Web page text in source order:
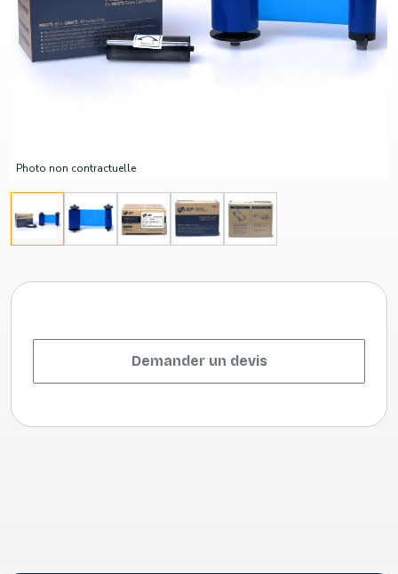
Photo non contractuelle
Demander un devis